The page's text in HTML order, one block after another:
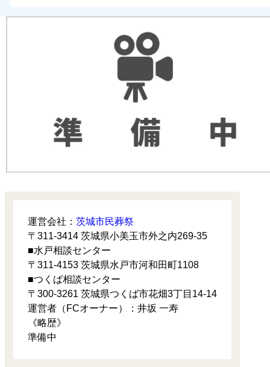
運営会社： 茨城市民葬祭
〒311-3414 茨城県小美玉市外之内269-35
■水戸相談センター
〒311-4153 茨城県水戸市河和田町1108
■つくば相談センター
〒300-3261 茨城県つくば市花畑3丁目14-14
運営者（FCオーナー）：井坂 一寿
《略歴》
準備中